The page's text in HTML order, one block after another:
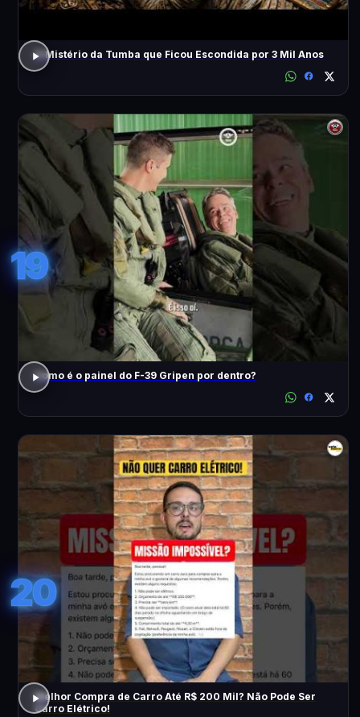
O Mistério da Tumba que Ficou Escondida por 3 Mil Anos
19
Como é o painel do F-39 Gripen por dentro?
20
Melhor Compra de Carro Até R$ 200 Mil? Não Pode Ser
Carro Elétrico!